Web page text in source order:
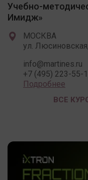
Учебно-
Имидж»
МОСКВА
ул.
info@martines.ru
+7 (495) 223-55-
Подробнее
ВСЕ